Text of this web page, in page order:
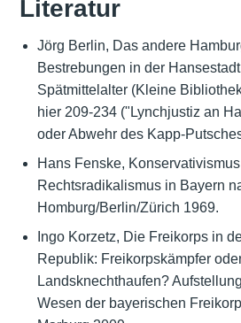
Literatur
Jörg Berlin, Das andere
Bestrebungen in der
Spätmittelalter (Kleine
hier 209-234 ("Lynchjustiz an
oder Abwehr des Kapp-
Hans Fenske,
Rechtsradikalismus in Bayern
Homburg/Berlin/Zürich 1969.
Ingo Korzetz, Die Freikorps in
Republik: Freikorpskämpfer
Landsknechthaufen?
Wesen der bayerischen